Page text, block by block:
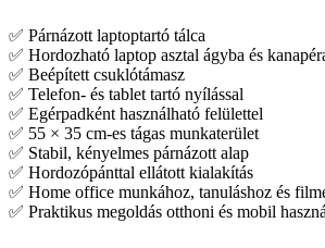
✅ Párnázott laptoptartó tálca
✅ Hordozható laptop asztal ágyba és
✅ Beépített csuklótámasz
✅ Telefon- és tablet tartó nyílással
✅ Egérpadként használható felülettel
✅ 55 × 35 cm-es tágas munkaterület
✅ Stabil, kényelmes párnázott alap
✅ Hordozópánttal ellátott kialakítás
✅ Home office munkához, tanuláshoz és
✅ Praktikus megoldás otthoni és mobil